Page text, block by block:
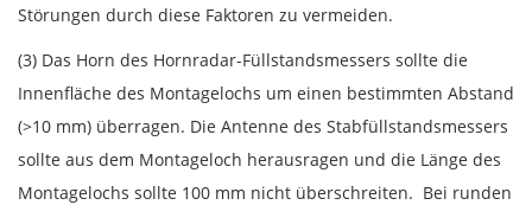
Störungen durch diese Faktoren zu vermeiden.
(3) Das Horn des Hornradar-Füllstandsmessers sollte die
Innenfläche des Montagelochs um einen bestimmten Abstand
(>10 mm) überragen. Die Antenne des Stabfüllstandsmessers
sollte aus dem Montageloch herausragen und die Länge des
Montagelochs sollte 100 mm nicht überschreiten. Bei runden